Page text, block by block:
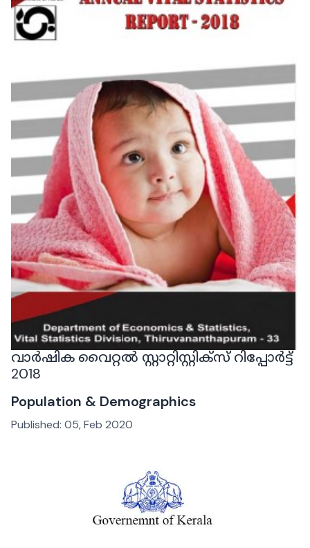
വാർഷിക വൈറ്റൽ സ്റ്റാറ്റിസ്റ്റിക്‌സ് റിപ്പോർട്ട്
2018
Population & Demographics
Published: 05, Feb 2020